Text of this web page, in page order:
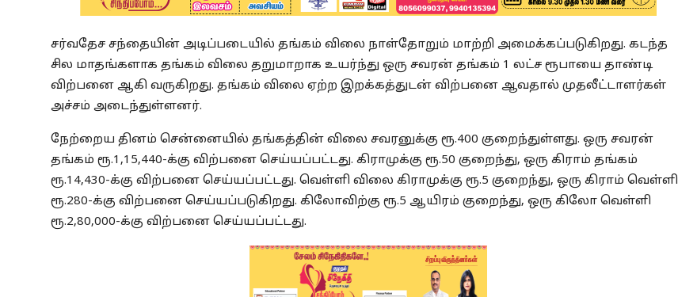
சர்வதேச சந்தையின் அடிப்படையில் தங்கம் விலை நாள்தோறும் மாற்றி அமைக்கப்படுகிறது. கடந்த
சில மாதங்களாக தங்கம் விலை தறுமாறாக உயர்ந்து ஒரு சவரன் தங்கம் 1 லட்ச ரூபாயை தாண்டி
விற்பனை ஆகி வருகிறது. தங்கம் விலை ஏற்ற இறக்கத்துடன் விற்பனை ஆவதால் முதலீட்டாளர்கள்
அச்சம் அடைந்துள்ளனர்.
நேற்றைய தினம் சென்னையில் தங்கத்தின் விலை சவரனுக்கு ரூ.400 குறைந்துள்ளது. ஒரு சவரன்
தங்கம் ரூ.1,15,440-க்கு விற்பனை செய்யப்பட்டது. கிராமுக்கு ரூ.50 குறைந்து, ஒரு கிராம் தங்கம்
ரூ.14,430-க்கு விற்பனை செய்யப்பட்டது. வெள்ளி விலை கிராமுக்கு ரூ.5 குறைந்து, ஒரு கிராம் வெள்ளி
ரூ.280-க்கு விற்பனை செய்யப்படுகிறது. கிலோவிற்கு ரூ.5 ஆயிரம் குறைந்து, ஒரு கிலோ வெள்ளி
ரூ.2,80,000-க்கு விற்பனை செய்யப்பட்டது.